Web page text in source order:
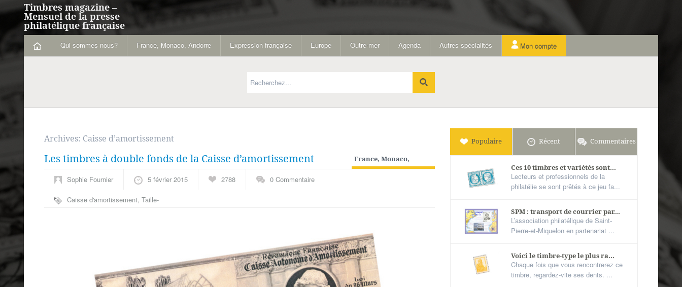
Timbres magazine –
Mensuel de la presse
philatélique française
Qui sommes nous? France, Monaco, Andorre Expression française Europe Outre-mer Agenda Autres spécialités Mon compte
Archives: Caisse d’amortissement
Les timbres à double fonds de la Caisse d’amortissement
France, Monaco,
Sophie Fournier 5 février 2015 2788 0 Commentaire
Caisse d'amortissement, Taille-
Populaire Récent Commentaires
Ces 10 timbres et variétés sont...
Lecteurs et professionnels de la
philatélie se sont prêtés à ce jeu fa...
SPM : transport de courrier par...
L’association philatélique de Saint-
Pierre-et-Miquelon en partenariat ...
Voici le timbre-type le plus ra...
Chaque fois que vous rencontrerez ce
timbre, regardez-vite ses dents. ...